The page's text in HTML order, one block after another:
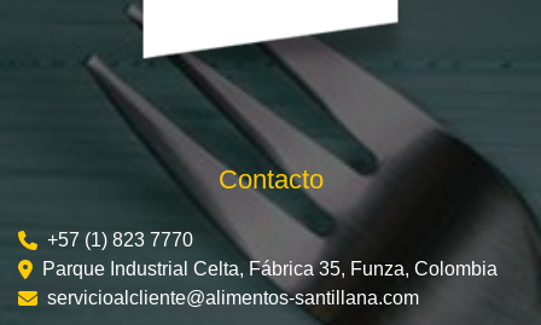
Contacto
+57 (1) 823 7770
Parque Industrial Celta, Fábrica 35, Funza, Colombia
servicioalcliente@alimentos-santillana.com